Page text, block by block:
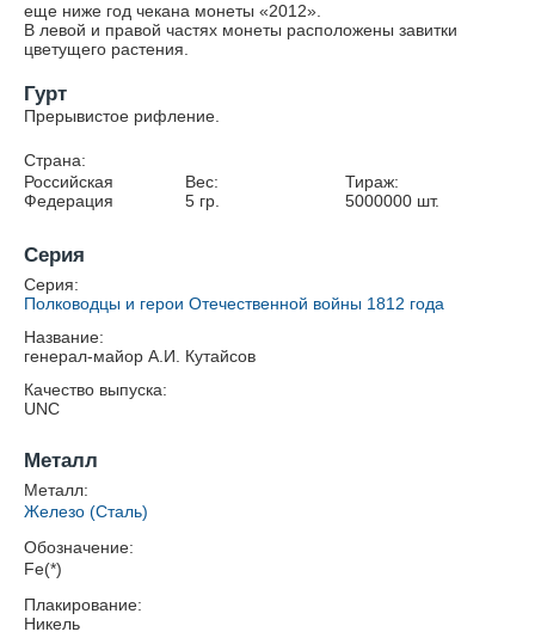
еще ниже год чекана монеты «2012».
В левой и правой частях монеты расположены завитки
цветущего растения.
Гурт
Прерывистое рифление.
Страна:
Российская
Федерация
Вес:
5гр.
Тираж:
5000000 шт.
Серия
Серия:
Полководцы и герои Отечественной войны 1812 года
Название:
генерал-майор А.И. Кутайсов
Качество выпуска:
UNC
Металл
Металл:
Железо (Сталь)
Обозначение:
Fe(*)
Плакирование:
Никель